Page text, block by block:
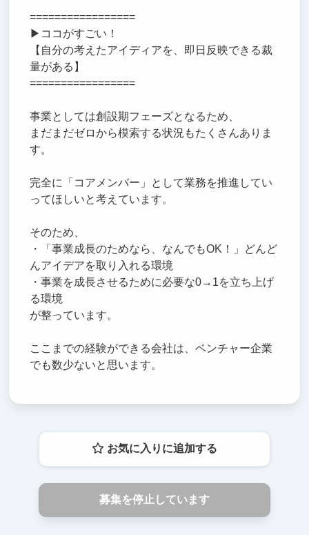
=================
▶︎ココがすごい！
【自分の考えたアイディアを、即日反映できる裁
量がある】
=================
事業としては創設期フェーズとなるため、
まだまだゼロから模索する状況もたくさんありま
す。
完全に「コアメンバー」として業務を推進してい
ってほしいと考えています。
そのため、
・「事業成長のためなら、なんでもOK！」どんど
んアイデアを取り入れる環境
・事業を成長させるために必要な0→1を立ち上げ
る環境
が整っています。
ここまでの経験ができる会社は、ベンチャー企業
でも数少ないと思います。
お気に入りに追加する
募集を停止しています